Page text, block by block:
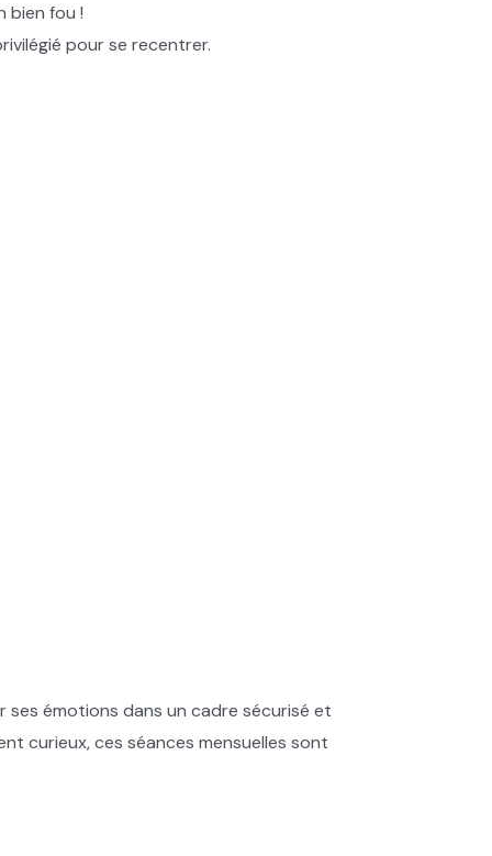
bien fou !
pour se recentrer.
émotions dans un cadre sécurisé et
curieux, ces séances mensuelles sont